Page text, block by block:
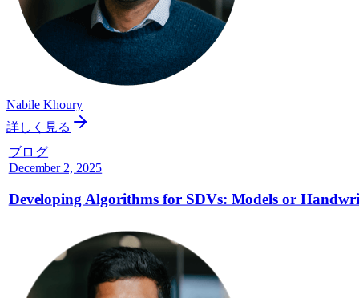
Nabile Khoury
詳しく見る
ブログ
December 2, 2025
Developing Algorithms for SDVs: Models or